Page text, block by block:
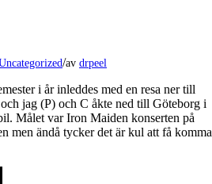
/av drpeel
i år inleddes med en resa ner till
jag (P) och C åkte ned till Göteborg i
Målet var Iron Maiden konserten på
men ändå tycker det är kul att få komma